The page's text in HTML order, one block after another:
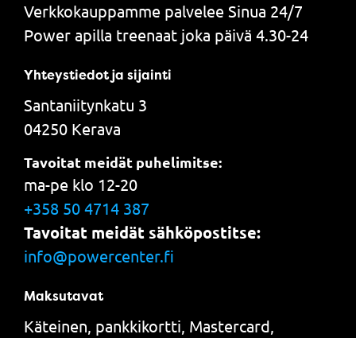
Verkkokauppamme palvelee Sinua 24/7
Power apilla treenaat joka päivä 4.30-24
Yhteystiedot ja sijainti
Santaniitynkatu 3
04250 Kerava
Tavoitat meidät puhelimitse:
ma-pe klo 12-20
+358 50 4714 387
Tavoitat meidät sähköpostitse:
info@powercenter.fi
Maksutavat
Käteinen, pankkikortti, Mastercard,